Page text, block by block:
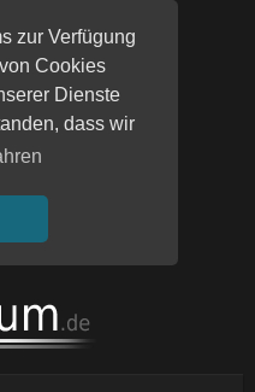
zur Verfügung
Cookies
Dienste
dass wir